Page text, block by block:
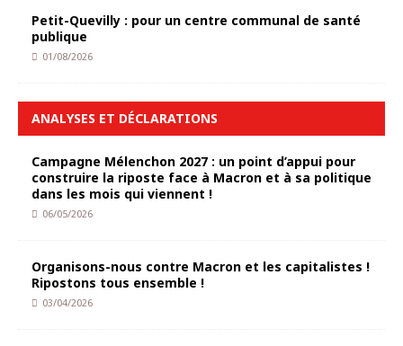
Petit-Quevilly : pour un centre communal de santé
publique
01/08/2026
ANALYSES ET DÉCLARATIONS
Campagne Mélenchon 2027 : un point d’appui pour
construire la riposte face à Macron et à sa politique
dans les mois qui viennent !
06/05/2026
Organisons-nous contre Macron et les capitalistes !
Ripostons tous ensemble !
03/04/2026